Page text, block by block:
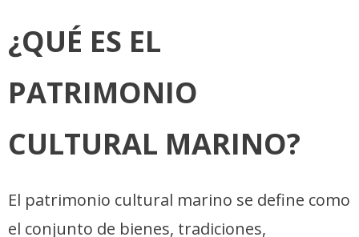
¿QUÉ ES EL
PATRIMONIO
CULTURAL MARINO?
El patrimonio cultural marino se define como
el conjunto de bienes, tradiciones,